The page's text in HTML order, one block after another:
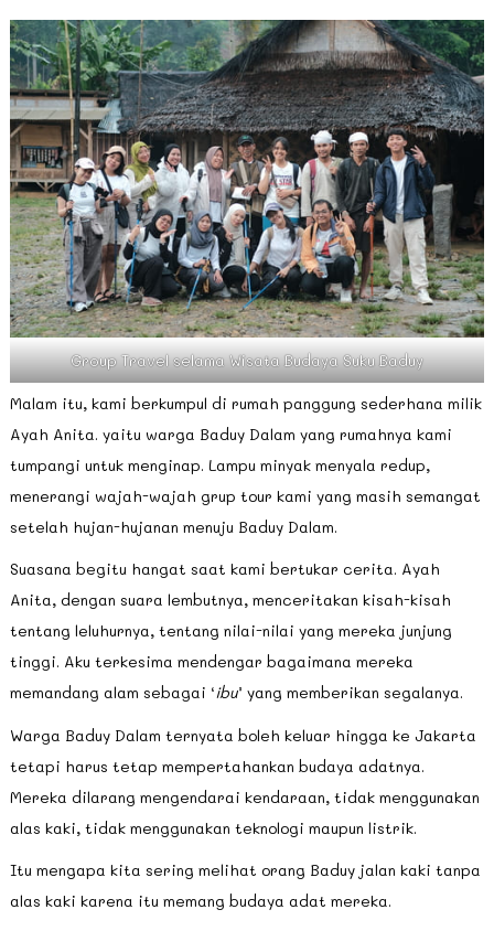
Group Travel selama Wisata Budaya Suku Baduy
Malam itu, kami berkumpul di rumah panggung sederhana milik
Ayah Anita. yaitu warga Baduy Dalam yang rumahnya kami
tumpangi untuk menginap. Lampu minyak menyala redup,
menerangi wajah-wajah grup tour kami yang masih semangat
setelah hujan-hujanan menuju Baduy Dalam.
Suasana begitu hangat saat kami bertukar cerita. Ayah
Anita, dengan suara lembutnya, menceritakan kisah-kisah
tentang leluhurnya, tentang nilai-nilai yang mereka junjung
tinggi. Aku terkesima mendengar bagaimana mereka
memandang alam sebagai ‘ibu’ yang memberikan segalanya.
Warga Baduy Dalam ternyata boleh keluar hingga ke Jakarta
tetapi harus tetap mempertahankan budaya adatnya.
Mereka dilarang mengendarai kendaraan, tidak menggunakan
alas kaki, tidak menggunakan teknologi maupun listrik.
Itu mengapa kita sering melihat orang Baduy jalan kaki tanpa
alas kaki karena itu memang budaya adat mereka.